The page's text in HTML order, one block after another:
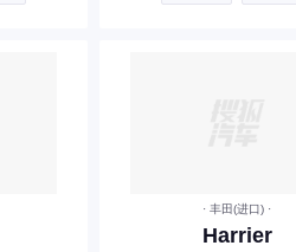
· 丰田(进口) ·
Harrier